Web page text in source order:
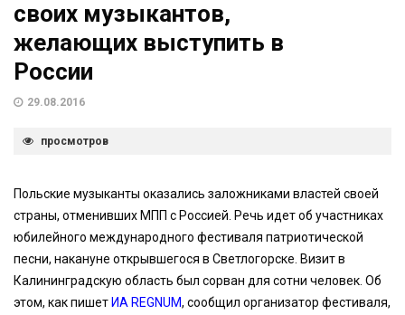
своих музыкантов,
желающих выступить в
России
29.08.2016
просмотров
Польские музыканты оказались заложниками властей своей
страны, отменивших МПП с Россией. Речь идет об участниках
юбилейного международного фестиваля патриотической
песни, накануне открывшегося в Светлогорске. Визит в
Калининградскую область был сорван для сотни человек. Об
этом, как пишетИА REGNUM, сообщил организатор фестиваля,